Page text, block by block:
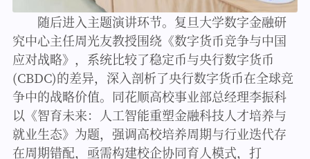
随后进入主题演讲环节。复旦大学数字金融研
究中心主任周光友教授围绕《数字货币竞争与中国
应对战略》，系统比较了稳定币与央行数字货币
(CBDC)的差异，深入剖析了央行数字货币在全球竞
争中的战略价值。同花顺高校事业部总经理李振科
以《智育未来：人工智能重塑金融科技人才培养与
就业生态》为题，强调高校培养周期与行业迭代存
在周期错配，亟需构建校企协同育人模式，打